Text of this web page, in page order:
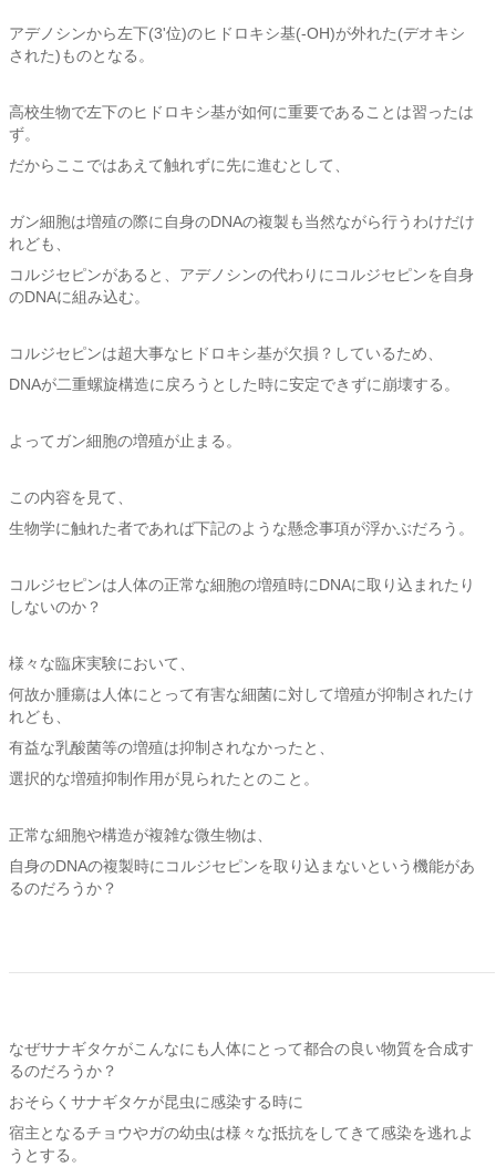
アデノシンから左下(3'位)のヒドロキシ基(-OH)が外れた(デオキシ
された)ものとなる。
高校生物で左下のヒドロキシ基が如何に重要であることは習ったは
ず。
だからここではあえて触れずに先に進むとして、
ガン細胞は増殖の際に自身のDNAの複製も当然ながら行うわけだけ
れども、
コルジセピンがあると、アデノシンの代わりにコルジセピンを自身
のDNAに組み込む。
コルジセピンは超大事なヒドロキシ基が欠損？しているため、
DNAが二重螺旋構造に戻ろうとした時に安定できずに崩壊する。
よってガン細胞の増殖が止まる。
この内容を見て、
生物学に触れた者であれば下記のような懸念事項が浮かぶだろう。
コルジセピンは人体の正常な細胞の増殖時にDNAに取り込まれたり
しないのか？
様々な臨床実験において、
何故か腫瘍は人体にとって有害な細菌に対して増殖が抑制されたけ
れども、
有益な乳酸菌等の増殖は抑制されなかったと、
選択的な増殖抑制作用が見られたとのこと。
正常な細胞や構造が複雑な微生物は、
自身のDNAの複製時にコルジセピンを取り込まないという機能があ
るのだろうか？
なぜサナギタケがこんなにも人体にとって都合の良い物質を合成す
るのだろうか？
おそらくサナギタケが昆虫に感染する時に
宿主となるチョウやガの幼虫は様々な抵抗をしてきて感染を逃れよ
うとする。